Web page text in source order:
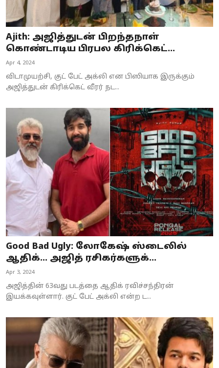
Ajith: அஜித்துடன் பிறந்தநாள்
கொண்டாடிய பிரபல கிரிக்கெட்...
Apr 4, 2024
விடாமுயற்சி, குட் பேட் அக்லி என பிஸியாக இருக்கும்
அஜித்துடன் கிரிக்கெட் வீரர் நட...
Good Bad Ugly: லோகேஷ் ஸ்டைலில்
ஆதிக்… அஜித் ரசிகர்களுக்...
Apr 3, 2024
அஜித்தின் 63வது படத்தை ஆதிக் ரவிச்சந்திரன்
இயக்கவுள்ளார். குட் பேட் அக்லி என்ற ட...